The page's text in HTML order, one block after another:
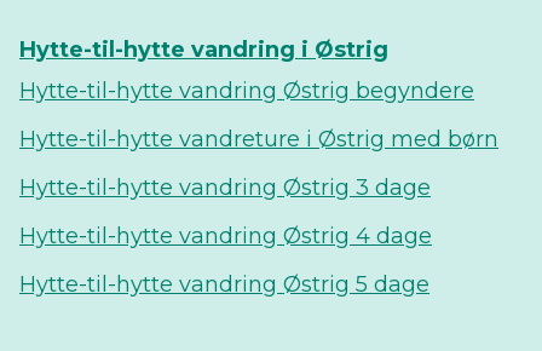
Hytte-til-hytte vandring i Østrig
Hytte-til-hytte vandring Østrig begyndere
Hytte-til-hytte vandreture i Østrig med børn
Hytte-til-hytte vandring Østrig 3 dage
Hytte-til-hytte vandring Østrig 4 dage
Hytte-til-hytte vandring Østrig 5 dage